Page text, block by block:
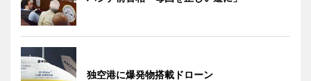
独空港に爆発物搭載ドローン